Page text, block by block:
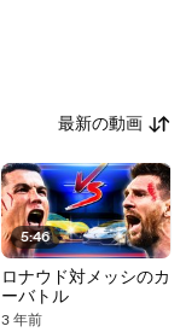
最新の動画
5:46
ロナウド対メッシのカ
ーバトル
3 年前